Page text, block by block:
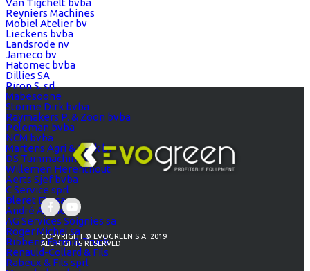
Van Tigchelt bvba
Reyniers Machines
Mobiel Atelier bv
Lieckens bvba
Landsrode nv
Jameco bv
Hatomec bvba
Dillies SA
Piron S. srl
Mabesoone
Storme Dirk bvba
Raymakers P. & Zoon bvba
Peleman bvba
NCM bvba
Martens Agri & Park bv
DS Tuinmachines
Willemen Herenthout
Aerts Sjef bvba
C Service sprl
Bleret Ets sa
André Ateliers
AG Services Soignies sa
Roger Michel sa
Ribbens Farm & Truck
Renauld-Collard & Fils
Rabeux & Fils sprl
COPYRIGHT © EVOGREEN S.A. 2019
ALL RIGHTS RESERVED